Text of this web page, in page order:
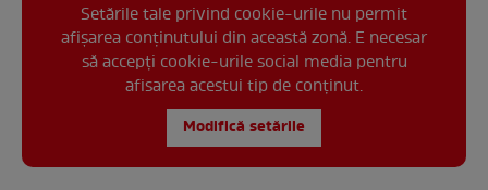
Setările tale privind cookie-urile nu permit
afișarea conținutului din această zonă. E necesar
să accepți cookie-urile social media pentru
afisarea acestui tip de conținut.
Modifică setările